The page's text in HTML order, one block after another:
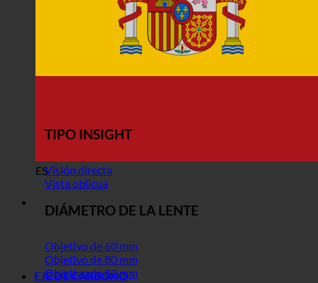
ES
TIPO INSIGHT
Visión directa
Vista oblicua
DIÁMETRO DE LA LENTE
Objetivo de 60 mm
Objetivo de 80 mm
Objetivo de 82 mm
EJE DE CARBONO